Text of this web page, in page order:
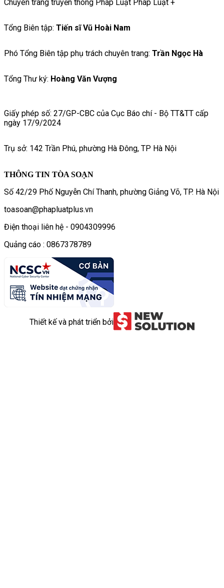
Chuyên trang truyền thông Pháp Luật Pháp Luật +
Tổng Biên tập: Tiến sĩ Vũ Hoài Nam
Phó Tổng Biên tập phụ trách chuyên trang: Trần Ngọc Hà
Tổng Thư ký: Hoàng Văn Vượng
Giấy phép số: 27/GP-CBC của Cục Báo chí - Bộ TT&TT cấp
ngày 17/9/2024
Trụ sở: 142 Trần Phú, phường Hà Đông, TP Hà Nội
THÔNG TIN TÒA SOẠN
Số 42/29 Phố Nguyễn Chí Thanh, phường Giảng Võ, TP. Hà Nội
toasoan@phapluatplus.vn
Điện thoại liên hệ - 0904309996
Quảng cáo : 0867378789
Thiết kế và phát triển bởi